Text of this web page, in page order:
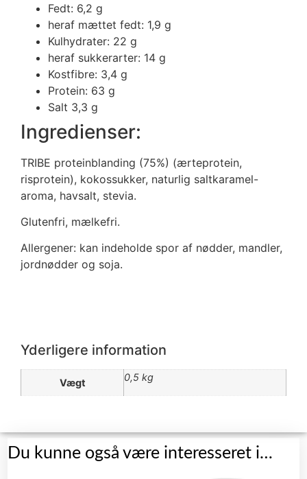
Fedt: 6,2 g
heraf mættet fedt: 1,9 g
Kulhydrater: 22 g
heraf sukkerarter: 14 g
Kostfibre: 3,4 g
Protein: 63 g
Salt 3,3 g
Ingredienser:
TRIBE proteinblanding (75%) (ærteprotein,
risprotein), kokossukker, naturlig saltkaramel-
aroma, havsalt, stevia.
Glutenfri, mælkefri.
Allergener: kan indeholde spor af nødder, mandler,
jordnødder og soja.
Yderligere information
Vægt 0,5 kg
Du kunne også være interesseret i…